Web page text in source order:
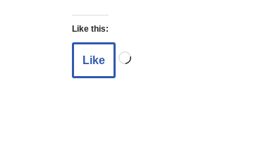
Like this:
Like